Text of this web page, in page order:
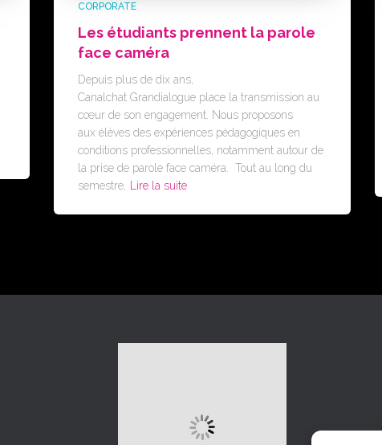
CORPORATE
Les étudiants prennent la parole
face caméra
Depuis plus de dix ans,
Canalchat Grandialogue place la transmission au
cœur de son engagement. Nous proposons
aux élèves des expériences pédagogiques en
conditions professionnelles, notamment autour de
la prise de parole face caméra. Tout au long du
semestre,
Lire la suite